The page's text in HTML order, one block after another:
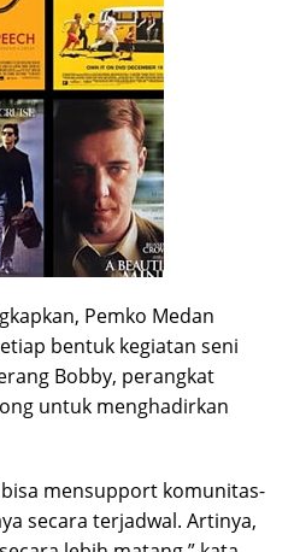
Pemko Medan
bentuk kegiatan seni
Bobby, perangkat
untuk menghadirkan
bisa mensupport komunitas-
secara terjadwal. Artinya,